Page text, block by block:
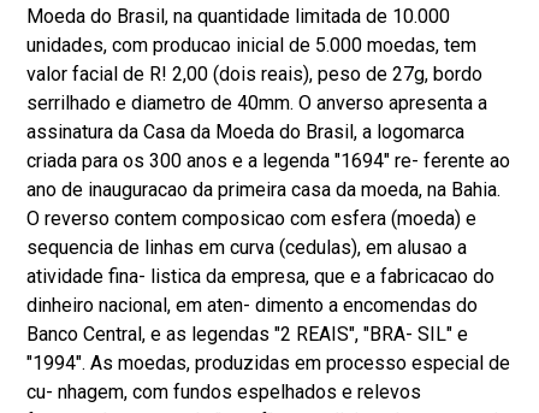
Moeda do Brasil, na quantidade limitada de 10.000
unidades, com producao inicial de 5.000 moedas, tem
valor facial de R! 2,00 (dois reais), peso de 27g, bordo
serrilhado e diametro de 40mm. O anverso apresenta a
assinatura da Casa da Moeda do Brasil, a logomarca
criada para os 300 anos e a legenda "1694" re- ferente ao
ano de inauguracao da primeira casa da moeda, na Bahia.
O reverso contem composicao com esfera (moeda) e
sequencia de linhas em curva (cedulas), em alusao a
atividade fina- listica da empresa, que e a fabricacao do
dinheiro nacional, em aten- dimento a encomendas do
Banco Central, e as legendas "2 REAIS", "BRA- SIL" e
"1994". As moedas, produzidas em processo especial de
cu- nhagem, com fundos espelhados e relevos